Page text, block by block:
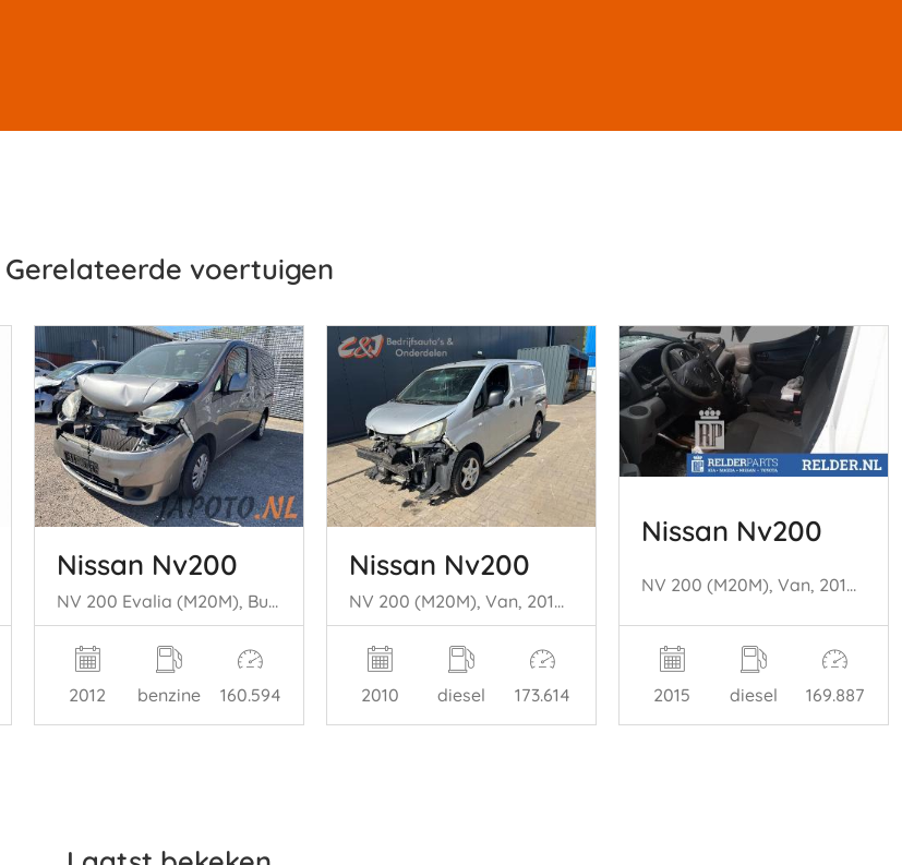
Gerelateerde voertuigen
Nissan Nv200
NV 200 Evalia (M20M), Bus, 2009 1.6 16V
2012 benzine 160.594
Nissan Nv200
NV 200 (M20M), Van, 2010 1.5 dCi 86
2010 diesel 173.614
Nissan Nv200
NV 200 (M20M), Van, 2010 1.5 dCi 90
2015 diesel 169.887